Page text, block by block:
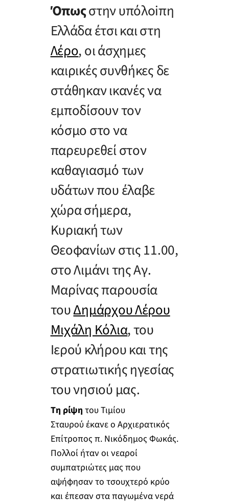
Όπωςστην υπόλoiπη
Ελλάδα έτσι και στη
Λέρο, οι άσχημες
καιρικές συνθήκες δε
στάθηκαν ικανές να
εμποδίσουν τον
κόσμο στο να
παρευρεθεί στον
καθαγιασμό των
υδάτων που έλαβε
χώρα σήμερα,
Κυριακή των
Θεοφανίων στις 11.00,
στο Λιμάνι της Αγ.
Μαρίνας παρουσία
τουΔημάρχου Λέρου
Μιχάλη Κόλια, του
Ιερού κλήρου και της
στρατιωτικής ηγεσίας
του νησιού μας.
Tη ρίψη του Τιμίου
Σταυρού έκανε ο Αρχιερατικός
Επίτροπος π. Νικόδημος Φωκάς.
Πολλοί ήταν οι νεαροί
συμπατριώτες μας που
αψήφησαν το τσουχτερό κρύο
και έπεσαν στα παγωμένα νερά